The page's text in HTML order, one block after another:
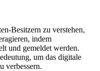
Besitzern zu verstehen,
indem
und gemeldet werden.
um das digitale
verbessern.